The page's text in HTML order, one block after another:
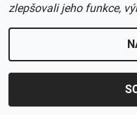
2026 ©
Zároveň je povinen zaevidovat
technického
zlepšovali jeho funkce,